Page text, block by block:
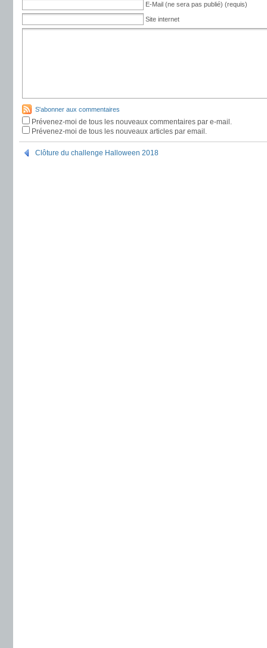
E-Mail (ne sera pas publié) (requis)
Site internet
S'abonner aux commentaires
Prévenez-moi de tous les nouveaux commentaires par e-mail.
Prévenez-moi de tous les nouveaux articles par email.
Clôture du challenge Halloween 2018